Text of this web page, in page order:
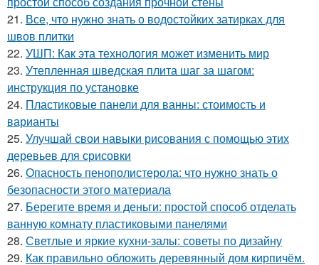
21. Все, что нужно знать о водостойких затирках для
швов плитки
22. УШП: Как эта технология может изменить мир
23. Утепленная шведская плита шаг за шагом:
инструкция по установке
24. Пластиковые панели для ванны: стоимость и
варианты
25. Улучшай свои навыки рисования с помощью этих
деревьев для срисовки
26. Опасность пенополистерола: что нужно знать о
безопасности этого материала
27. Берегите время и деньги: простой способ отделать
ванную комнату пластиковыми панелями
28. Светлые и яркие кухни-залы: советы по дизайну
29. Как правильно обложить деревянный дом кирпичём.